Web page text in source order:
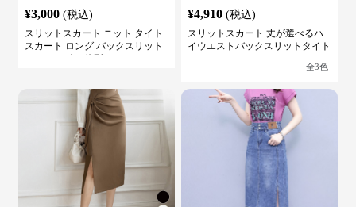
¥3,000 (税込)
スリットスカート ニット タイト
スカート ロング バックスリット
¥4,910 (税込)
スリットスカート 丈が選べるハ
イウエストバックスリットタイト
全3色